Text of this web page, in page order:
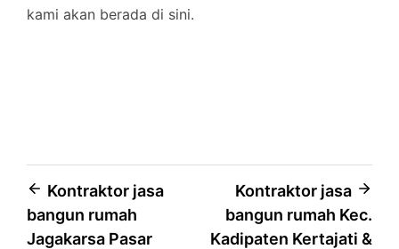
kami akan berada di sini.
Post
navigation
Kontraktor jasa
bangun rumah
Jagakarsa Pasar
Kontraktor jasa
bangun rumah Kec.
Kadipaten Kertajati &